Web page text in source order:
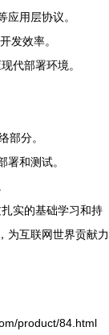
应用层协议。
发效率。
代部署环境。
部分。
署和测试。
实的基础学习和持
为互联网世界贡献力
product/84.html